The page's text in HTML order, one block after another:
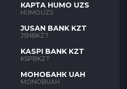
КАРТА HUMO UZS
HUMOUZS
JUSAN BANK KZT
JSNBKZT
KASPI BANK KZT
KSPBKZT
МОНОБАНК UAH
MONOBUAH